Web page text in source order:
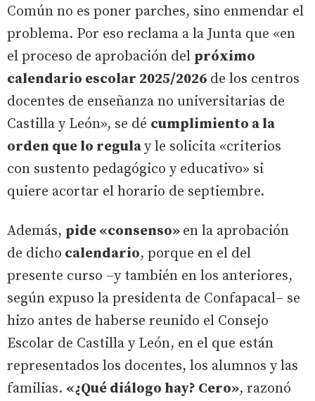
Común no es poner parches, sino enmendar el
problema. Por eso reclama a la Junta que «en
el proceso de aprobación del próximo
calendario escolar 2025/2026 de los centros
docentes de enseñanza no universitarias de
Castilla y León», se dé cumplimiento a la
orden que lo regulay le solicita «criterios
con sustento pedagógico y educativo» si
quiere acortar el horario de septiembre.
Además, pide «consenso» en la aprobación
de dicho calendario, porque en el del
presente curso –y también en los anteriores,
según expuso la presidenta de Confapacal– se
hizo antes de haberse reunido el Consejo
Escolar de Castilla y León, en el que están
representados los docentes, los alumnos y las
familias. «¿Qué diálogo hay? Cero», razonó